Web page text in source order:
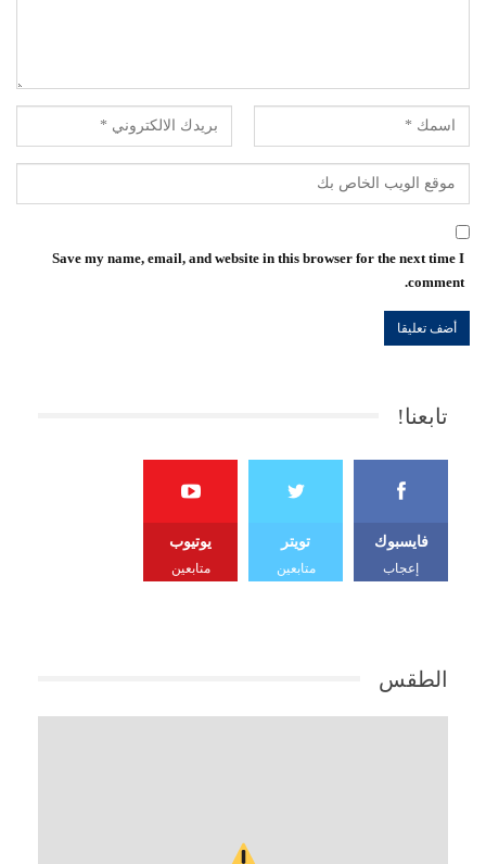
Save my name, email, and website in this browser for the next time I
comment.
تابعنا!
فايسبوك
إعجاب
تويتر
متابعين
يوتيوب
متابعين
الطقس